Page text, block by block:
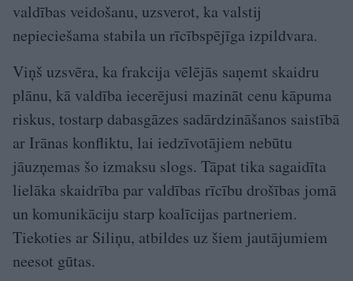
valdības veidošanu, uzsverot, ka valstij
nepieciešama stabila un rīcībspējīga izpildvara.
Viņš uzsvēra, ka frakcija vēlējās saņemt skaidru
plānu, kā valdība iecerējusi mazināt cenu kāpuma
riskus, tostarp dabasgāzes sadārdzināšanos saistībā
ar Irānas konfliktu, lai iedzīvotājiem nebūtu
jāuzņemas šo izmaksu slogs. Tāpat tika sagaidīta
lielāka skaidrība par valdības rīcību drošības jomā
un komunikāciju starp koalīcijas partneriem.
Tiekoties ar Siliņu, atbildes uz šiem jautājumiem
neesot gūtas.